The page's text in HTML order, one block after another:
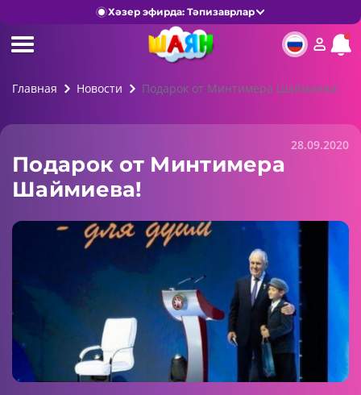
Хәзер эфирда: Тәпизаврлар
Главная Новости Подарок от Минтимера Шаймиева!
28.09.2020
Подарок от Минтимера
Шаймиева!